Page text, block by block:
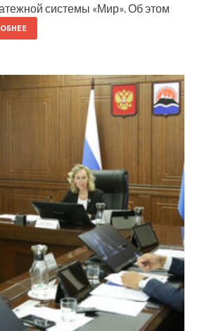
системы «Мир». Об этом